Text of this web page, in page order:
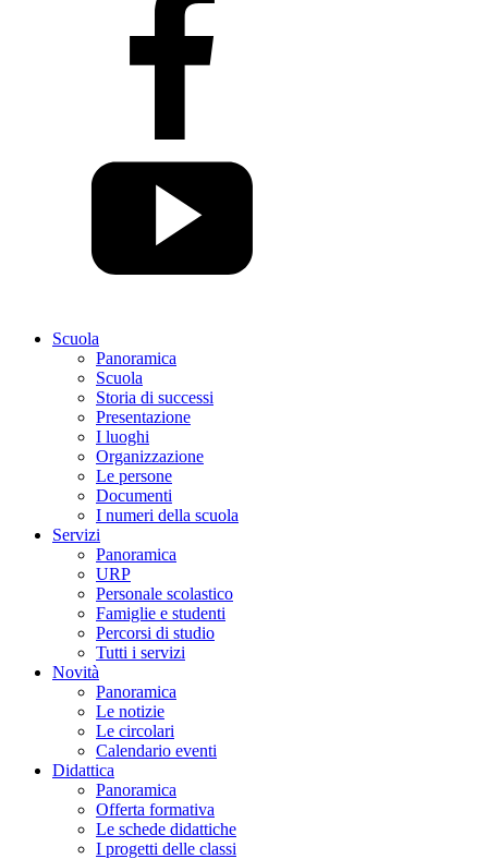
Scuola
Panoramica
Scuola
Storia di successi
Presentazione
I luoghi
Organizzazione
Le persone
Documenti
I numeri della scuola
Servizi
Panoramica
URP
Personale scolastico
Famiglie e studenti
Percorsi di studio
Tutti i servizi
Novità
Panoramica
Le notizie
Le circolari
Calendario eventi
Didattica
Panoramica
Offerta formativa
Le schede didattiche
I progetti delle classi